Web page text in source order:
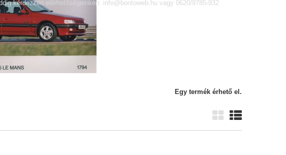
kérdezzen elérhetőségeinken: info@bontoweb.hu vagy 0620/9785-932
Egy termék érhető el.